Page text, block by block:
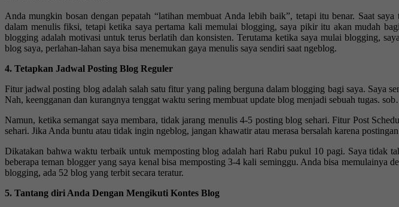
Anda mungkin bosan dengan pepatah “latihan membuat Anda lebih baik”, tetapi itu benar. Saat
dalam menulis fiksi, tetapi ketika saya pertama kali memulai blogging, saya pikir itu akan mudah
blogging adalah motivasi untuk terus berlatih dan konsisten. Terutama ketika saya mulai blogging,
blog saya, perlahan-lahan saya bisa menemukan gaya menulis saya sendiri saat ngeblog.
4. Tetapkan Jadwal Posting Blog Reguler
Fitur jadwal posting blog adalah salah satu fitur yang paling berguna dalam blogging bagi saya. Saya
Nah, keengganan dan kurangnya tenggat waktu sering membuat update blog menjadi sebuah tugas.
Namun, ketika semangat saya membara, tidak jarang menulis 4-5 posting blog sehari. Fitur Post
sehari. Jika Anda buntu atau tidak ingin ngeblog, jangan khawatir atau merasa bersalah karena
Dikatakan bahwa waktu terbaik untuk memposting blog adalah hari Rabu pukul 10 pagi. Saya tidak
beberapa teman blogger yang saya kenal bisa memposting 3-4 kali seminggu. Anda bisa memulainya
blogging, ada 52 blog yang terbit secara teratur. ️
5. Tantang diri Anda Dengan Mengikuti Kontes Blog